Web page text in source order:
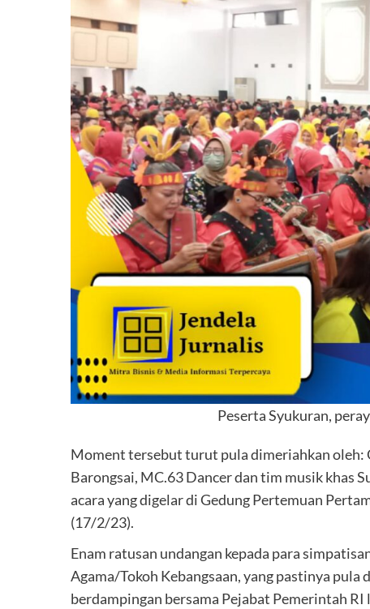
Peserta Syukuran,
Moment tersebut turut pula dimeriahkan oleh:
Barongsai, MC.63 Dancer dan tim musik khas
acara yang digelar di Gedung Pertemuan
(17/2/23).
Enam ratusan undangan kepada para
Agama/Tokoh Kebangsaan, yang pastinya
berdampingan bersama Pejabat Pemerintah RI